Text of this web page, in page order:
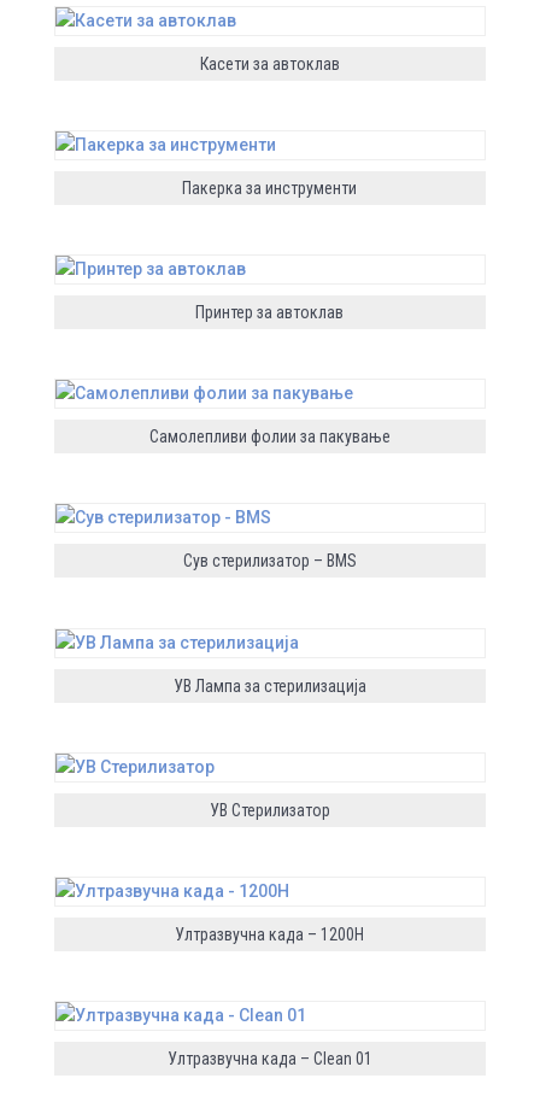
Касети за автоклав
Пакерка за инструменти
Принтер за автоклав
Самолепливи фолии за пакување
Сув стерилизатор – BMS
УВ Лампа за стерилизација
УВ Стерилизатор
Ултразвучна када – 1200H
Ултразвучна када – Clean 01